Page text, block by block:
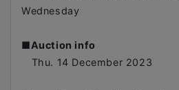
Wednesday
■Auction info
Thu. 14 December 2023